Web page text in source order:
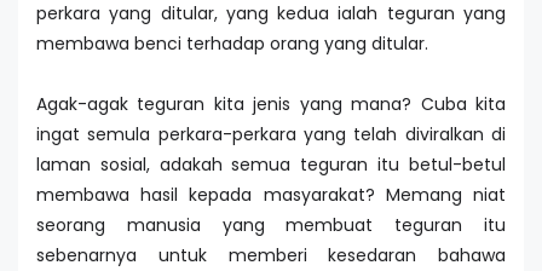
perkara yang ditular, yang kedua ialah teguran yang
membawa benci terhadap orang yang ditular.
Agak-agak teguran kita jenis yang mana? Cuba kita
ingat semula perkara-perkara yang telah diviralkan di
laman sosial, adakah semua teguran itu betul-betul
membawa hasil kepada masyarakat? Memang niat
seorang manusia yang membuat teguran itu
sebenarnya untuk memberi kesedaran bahawa